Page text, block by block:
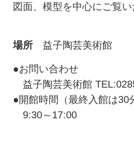
図面、模型を中心にご覧い
場所益子陶芸美術館
●お問い合わせ
益子陶芸美術館
●開館時間（最終入館は30
9:30～17:00